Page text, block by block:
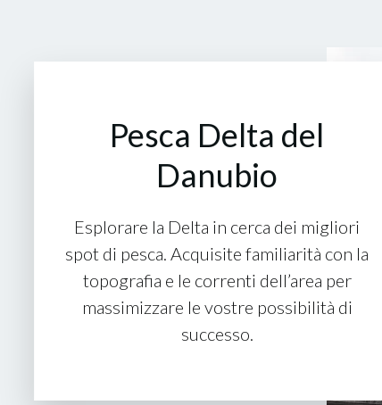
Pesca Delta del
Danubio
Esplorare la Delta in cerca dei migliori
spot di pesca. Acquisite familiarità con la
topografia e le correnti dell’area per
massimizzare le vostre possibilità di
successo.